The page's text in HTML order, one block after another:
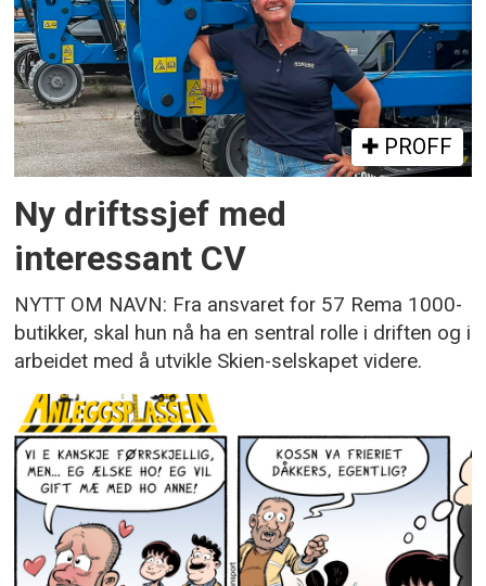
PROFF
Ny driftssjef med
interessant CV
NYTT OM NAVN: Fra ansvaret for 57 Rema 1000-
butikker, skal hun nå ha en sentral rolle i driften og i
arbeidet med å utvikle Skien-selskapet videre.